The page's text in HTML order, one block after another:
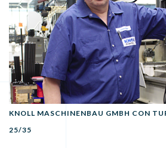
KNOLL MASCHINENBAU GMBH CON
25/35